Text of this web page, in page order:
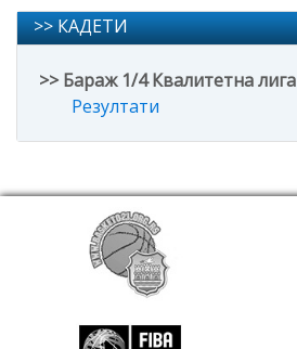
>> КАДЕТИ
>> Бараж 1/4 Квалитетна лига
Резултати